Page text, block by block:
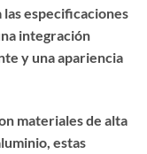
las especificaciones
integración
y una apariencia
materiales de alta
estas